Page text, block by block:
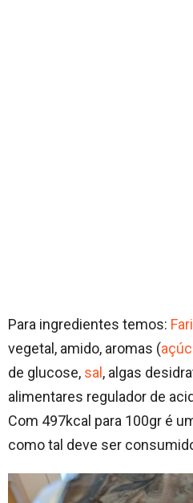
Para ingredientes temos:
vegetal, amido, aromas (
de glucose, sal, algas
alimentares regulador de
Com 497kcal para 100gr é
como tal deve ser